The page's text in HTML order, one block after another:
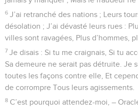
6 J’ai retranché des nations ; Leurs
désolation ; J’ai dévasté leurs rues :
villes sont ravagées, Plus d’hommes,
7 Je disais : Si tu me craignais, Si tu
Sa demeure ne serait pas détruite. Je
toutes les façons contre elle, Et
de corrompre Tous leurs agissements.
8 C’est pourquoi attendez-moi, –